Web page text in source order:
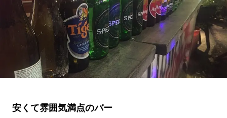
安くて雰囲気満点のバー